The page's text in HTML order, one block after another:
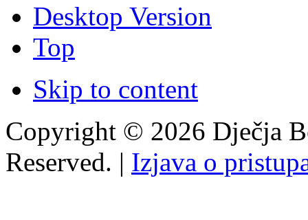
Desktop Version
Top
Skip to content
Copyright © 2026 Dječja
Reserved. | Izjava o